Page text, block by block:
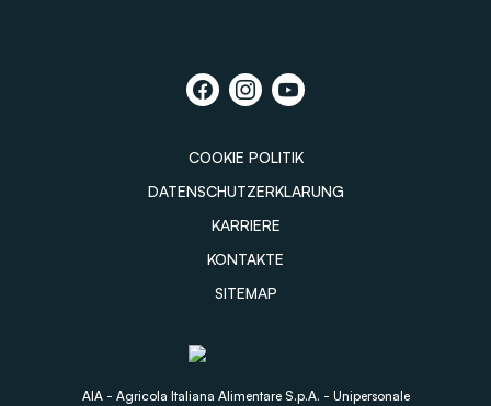
COOKIE POLITIK
DATENSCHUTZERKLARUNG
KARRIERE
KONTAKTE
SITEMAP
AIA - Agricola Italiana Alimentare S.p.A. - Unipersonale